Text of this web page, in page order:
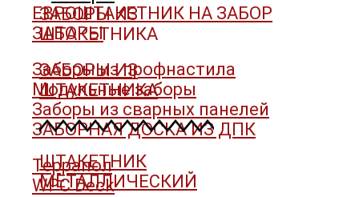
ЗАБОРЫ ИЗ
ШТАКЕТНИКА
ЗАБОРЫ ИЗ
ШТАКЕТНИКА
ШТАКЕТНИК
МЕТАЛЛИЧЕСКИЙ
ЕВРОШТАКЕТНИК НА ЗАБОР
ЗАБОРЫ
Заборы из профнастила
Модульные заборы
Заборы из сварных панелей
ЗАБОРНАЯ ДОСКА ИЗ ДПК
Террапол
WPC Deck